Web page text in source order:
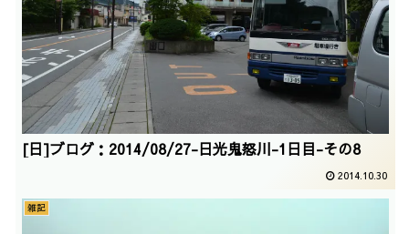
[日]ブログ：2014/08/27-日光鬼怒川-1日目-その8
2014.10.30
雑記